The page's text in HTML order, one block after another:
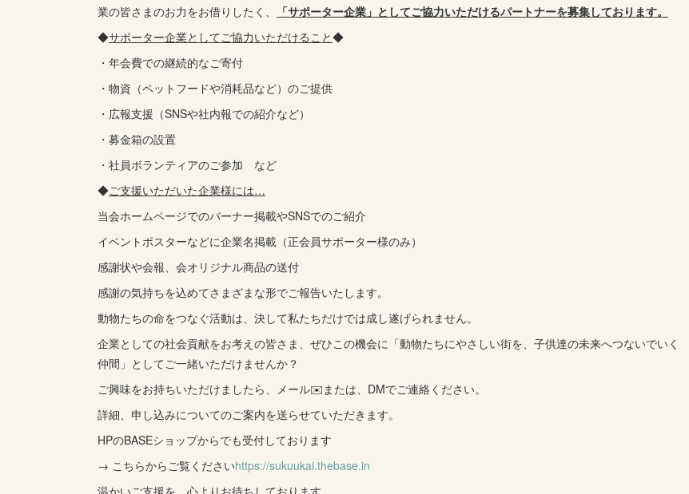
業の皆さまのお力をお借りしたく、
「サポーター企業」としてご協力いただけるパートナーを募集しております。
◆サポーター企業としてご協力いただけること◆
・年会費での継続的なご寄付
・物資（ペットフードや消耗品など）のご提供
・広報支援（SNSや社内報での紹介など）
・募金箱の設置
・社員ボランティアのご参加 など
◆ご支援いただいた企業様には…
当会ホームページでのバーナー掲載やSNSでのご紹介
イベントポスターなどに企業名掲載（正会員サポーター様のみ）
感謝状や会報、会オリジナル商品の送付
感謝の気持ちを込めてさまざまな形でご報告いたします。
動物たちの命をつなぐ活動は、決して私たちだけでは成し遂げられません。
企業としての社会貢献をお考えの皆さま、ぜひこの機会に「動物たちにやさしい街を、子供達の未来へつないでいく
仲間」としてご一緒いただけませんか？
ご興味をお持ちいただけましたら、メール✉️または、DMでご連絡ください。
詳細、申し込みについてのご案内を送らせていただきます。
HPのBASEショップからでも受付しております
→ こちらからご覧くださいhttps://sukuukai.thebase.in
温かいご支援を、心よりお待ちしております。